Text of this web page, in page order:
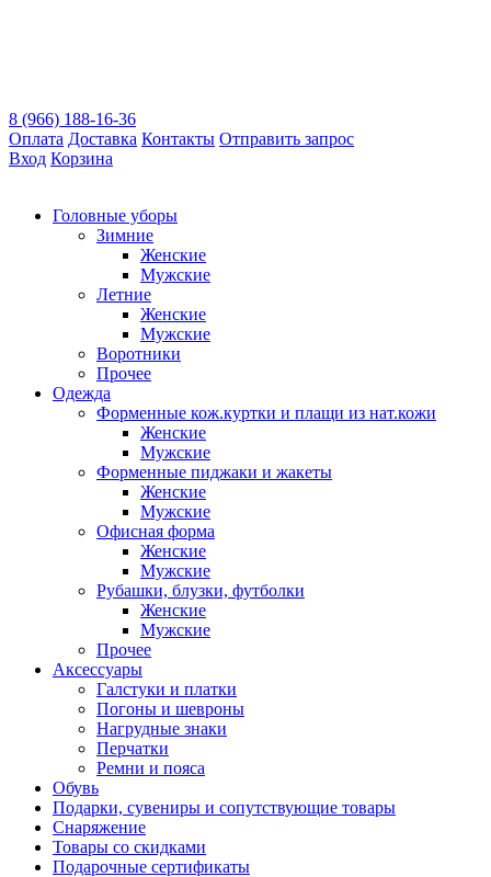
8 (966) 188-16-36
Оплата Доставка Контакты Отправить запрос
Вход Корзина
Головные уборы
Зимние
Женские
Мужские
Летние
Женские
Мужские
Воротники
Прочее
Одежда
Форменные кож.куртки и плащи из нат.кожи
Женские
Мужские
Форменные пиджаки и жакеты
Женские
Мужские
Офисная форма
Женские
Мужские
Рубашки, блузки, футболки
Женские
Мужские
Прочее
Аксессуары
Галстуки и платки
Погоны и шевроны
Нагрудные знаки
Перчатки
Ремни и пояса
Обувь
Подарки, сувениры и сопутствующие товары
Снаряжение
Товары со скидками
Подарочные сертификаты